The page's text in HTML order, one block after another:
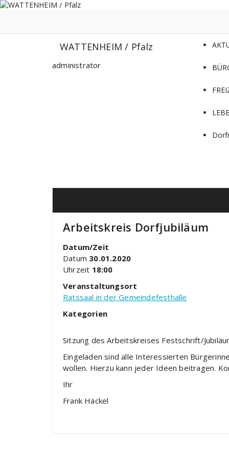
Zum
WATTENHEIM / Pfalz
administrator
Arbeitskreis Dorfjubiläum
Datum/Zeit
Datum 30.01.2020
Uhrzeit 18:00
Veranstaltungsort
Ratssaal in der Gemeindefesthalle
Kategorien
Sitzung des Arbeitskreises Festschrift/
Eingeladen sind alle Interessierten
wollen. Hierzu kann jeder Ideen beitragen.
Ihr
Frank Häckel